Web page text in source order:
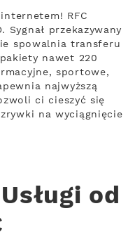
RFC
Sygnał przekazywany
spowalnia transferu
nawet 220
sportowe,
najwyższą
ci cieszyć się
na wyciągnięcie
od